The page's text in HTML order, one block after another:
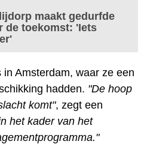
maakt gedurfde
de toekomst: 'Iets
Amsterdam, waar ze een
hadden. "De hoop
komt", zegt een
het kader van het